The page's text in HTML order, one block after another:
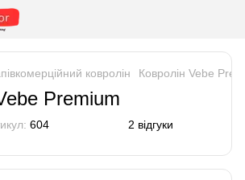
ковролін Ковролін Vebe
Premium
604 2 відгуки